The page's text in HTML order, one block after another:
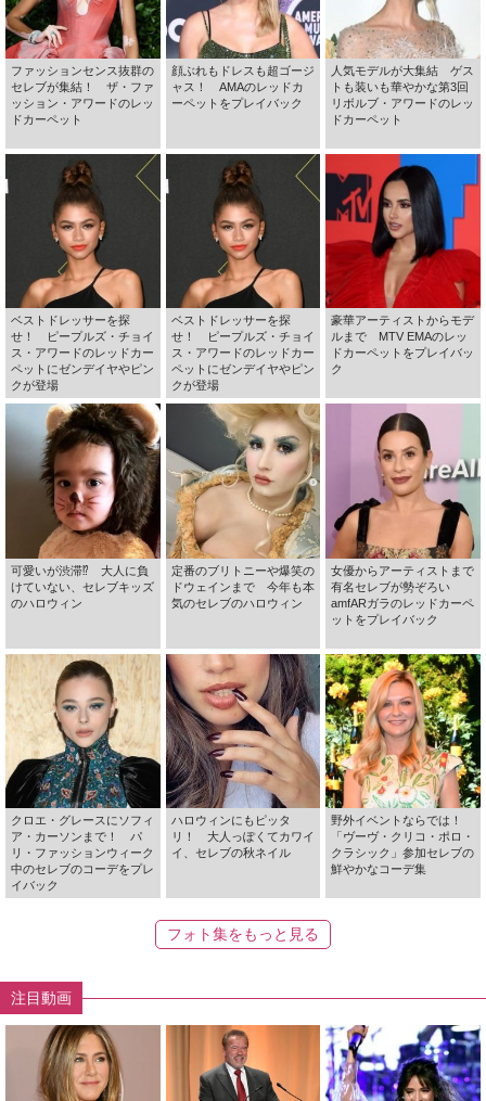
ファッションセンス抜群の
セレブが集結！ ザ・ファ
ッション・アワードのレッ
ドカーペット
顔ぶれもドレスも超ゴージ
ャス！ AMAのレッドカ
ーペットをプレイバック
人気モデルが大集結 ゲス
トも装いも華やかな第3回
リボルブ・アワードのレッ
ドカーペット
ベストドレッサーを探
せ！ ピープルズ・チョイ
ス・アワードのレッドカー
ペットにゼンデイヤやピン
クが登場
ベストドレッサーを探
せ！ ピープルズ・チョイ
ス・アワードのレッドカー
ペットにゼンデイヤやピン
クが登場
豪華アーティストからモデ
ルまで MTV EMAのレッ
ドカーペットをプレイバッ
ク
可愛いが渋滞⁉ 大人に負
けていない、セレブキッズ
のハロウィン
定番のブリトニーや爆笑の
ドウェインまで 今年も本
気のセレブのハロウィン
女優からアーティストまで
有名セレブが勢ぞろい
amfARガラのレッドカーペ
ットをプレイバック
クロエ・グレースにソフィ
ア・カーソンまで！ パ
リ・ファッションウィーク
中のセレブのコーデをプレ
イバック
ハロウィンにもピッタ
リ！ 大人っぽくてカワイ
イ、セレブの秋ネイル
野外イベントならでは！
「ヴーヴ・クリコ・ポロ・
クラシック」参加セレブの
鮮やかなコーデ集
フォト集をもっと見る
注目動画